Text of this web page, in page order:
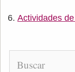
Actividades
Buscar